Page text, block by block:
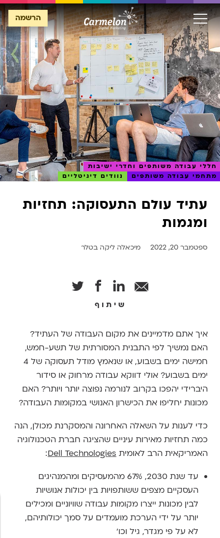
הרשמה
הרשמה
חללי עבודה משותפים וחדרי ישיבות
מתחמי עבודה משותפים
נוודים דיגיטליים
עתיד עולם התעסוקה: תחזיות
ומגמות
ספטמבר 20, 2022 מיכאלה ליקה בטלר
שיתוף
איך אתם מדמיינים את מקום העבודה של העתיד?
האם נמשיך לפי התבנית המסורתית של תשע-חמש,
חמישה ימים בשבוע, או שנאמץ מודל תעסוקה של 4
ימים בשבוע? אולי דווקא עבודה מרחוק או סידור
היברידי יהפכו בקרוב לנורמה נפוצה יותר ויותר? האם
מכונות יחליפו את הכישרון האנושי במקומות העבודה?
כדי לענות על השאלה האחרונה והמסקרנת מכולן, הנה
כמה תחזיות מאירות עיניים שהציגה חברת הטכנולוגיה
האמריקאית הרב לאומית Dell Technologies
:
עד שנת 2030, 67% מהמעסיקים ומהמנהיגים
העסקיים מצפים ששותפויות בין יכולות אנושיות
לבין מכונות ייצרו מקומות עבודה שוויוניים ומכילים
יותר על ידי הערכת מועמדים על סמך יכולותיהם,
לא על פי מגדר, גיל וכו'